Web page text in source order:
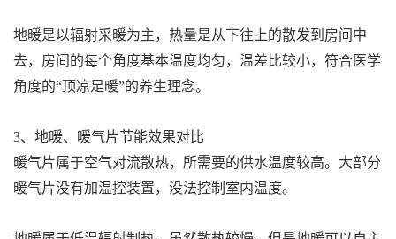
地暖是以辐射采暖为主，热量是从下往上的散发到房间中
去，房间的每个角度基本温度均匀，温差比较小，符合医学
角度的“顶凉足暖”的养生理念。
3、地暖、暖气片节能效果对比
暖气片属于空气对流散热，所需要的供水温度较高。大部分
暖气片没有加温控装置，没法控制室内温度。